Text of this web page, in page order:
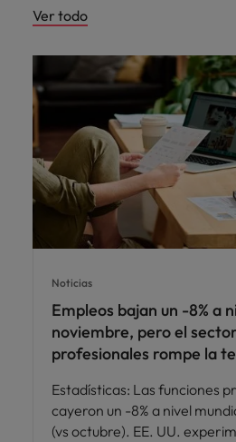
Ver todo
Noticias
Empleos bajan un -8% a
noviembre, pero el
profesionales rompe la
Estadísticas: Las funciones
cayeron un -8% a nivel
(vs octubre). EE. UU.